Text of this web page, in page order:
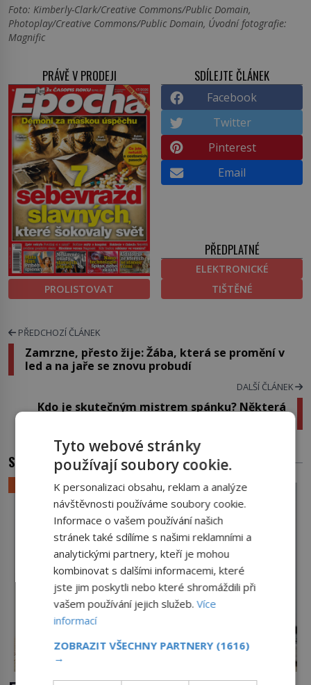
Foto: Kimberly-Clark/Creative Commons/Public Domain,
Photoplay/Creative Commons/Public Domain, Úvodní fotografie:
Magnific
PRÁVĚ V PRODEJI
PROLISTOVAT
SDÍLEJTE ČLÁNEK
Facebook
Twitter
Pinterest
Email
PŘEDPLATNÉ
ELEKTRONICKÉ
TIŠTĚNÉ
PŘEDCHOZÍ ČLÁNEK
Zamrzne, přesto žije: Žába, která se promění v
led a na jaře se znovu probudí
DALŠÍ ČLÁNEK
Kdo je skutečným mistrem spánku? Některá
SOUVISEJÍCÍ ČLÁNKY
LIFESTYLE
Tyto webové stránky
používají soubory cookie.
K personalizaci obsahu, reklam a analýze
návštěvnosti používáme soubory cookie.
Informace o vašem používání našich
stránek také sdílíme s našimi reklamními a
analytickými partnery, kteří je mohou
kombinovat s dalšími informacemi, které
jste jim poskytli nebo které shromáždili při
vašem používání jejich služeb.Více
informací
ZOBRAZIT VŠECHNY PARTNERY (1616)
→